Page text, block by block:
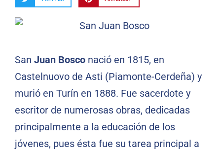
San Juan Bosco nació en 1815, en
Castelnuovo de Asti (Piamonte-Cerdeña) y
murió en Turín en 1888. Fue sacerdote y
escritor de numerosas obras, dedicadas
principalmente a la educación de los
jóvenes, pues ésta fue su tarea principal a